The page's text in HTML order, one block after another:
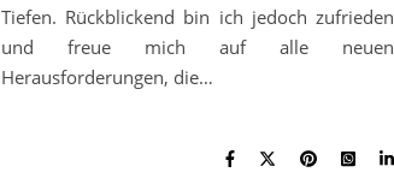
Tiefen. Rückblickend bin ich jedoch zufrieden
und freue mich auf alle neuen
Herausforderungen, die…